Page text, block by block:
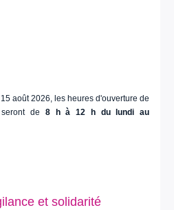
août 2026, les heures d'ouverture de
seront de 8 h à 12 h du lundi au
et solidarité